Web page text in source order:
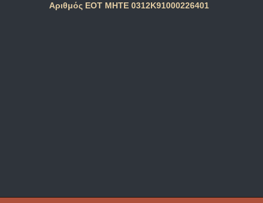
Αριθμός ΕΟΤ ΜΗΤΕ 0312Κ91000226401